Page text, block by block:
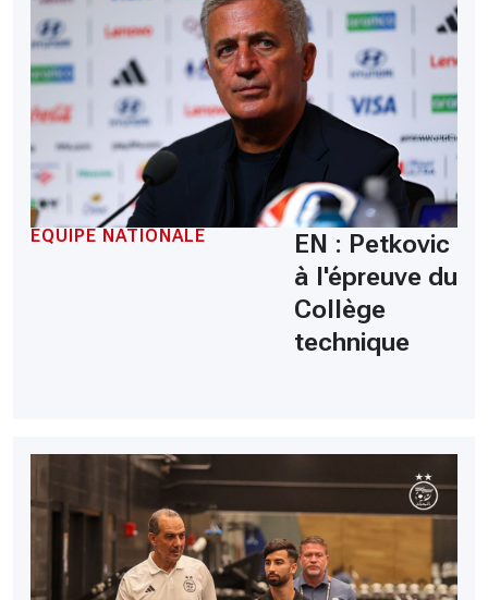
EQUIPE NATIONALE
EN : Petkovic
à l'épreuve du
Collège
technique